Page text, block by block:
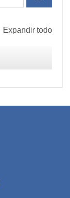
Expandir todo